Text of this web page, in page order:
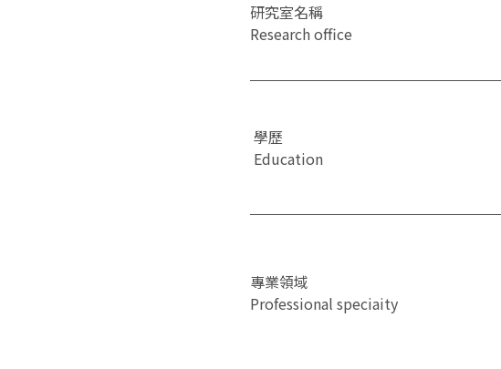
研究室名稱
Research office
學歷
Education
專業領域
Professional speciaity